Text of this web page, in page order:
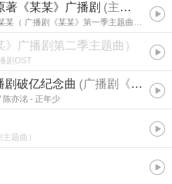
著《某某》广播剧 (主题曲
（ 广播剧《某某》第一季主题曲《给某某》 ）
广播剧第二季主题曲）
剧OST
剧破亿纪念曲 (广播剧《某某》破亿纪念曲
陈亦洺 - 正年少
题曲）